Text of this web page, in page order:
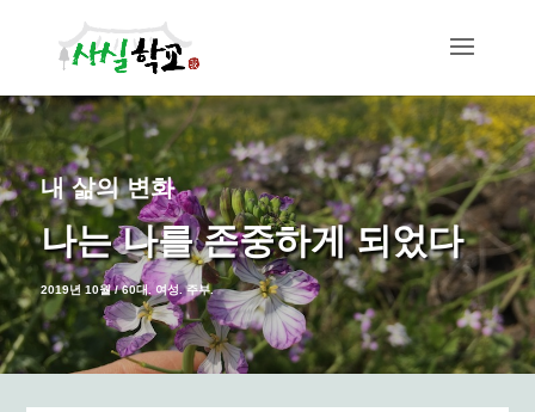
내 삶의 변화
나는 나를 존중하게 되었다
2019년 10월 / 60대. 여성. 주부.